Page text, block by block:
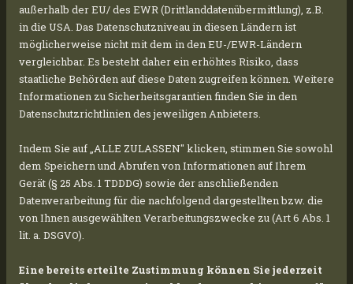
stretto del The Dillinger Group, è responsabile
della costruzione dell'impianto solare a terra a
Schloen.
Il primo passo prevede la recinzione dell'area di
oltre 5 chilometri di recinzione a maglia e 8
cancelli d'accesso con una profondità di
infissione minima tra 1,0 e 1,5 metri. La
recinzione alta 2 metri serve principalmente a
garantire la sicurezza dei materiali da
costruzione e della futura installazione. Inoltre,
außerhalb der EU/ des EWR (Drittlanddatenübermittlung), z.B.
in die USA. Das Datenschutzniveau in diesen Ländern ist
möglicherweise nicht mit dem in den EU-/EWR-Ländern
vergleichbar. Es besteht daher ein erhöhtes Risiko, dass
staatliche Behörden auf diese Daten zugreifen können. Weitere
Informationen zu Sicherheitsgarantien finden Sie in den
Datenschutzrichtlinien des jeweiligen Anbieters.
Indem Sie auf „ALLE ZULASSEN" klicken, stimmen Sie sowohl
dem Speichern und Abrufen von Informationen auf Ihrem
Gerät (§ 25 Abs. 1 TDDDG) sowie der anschließenden
Datenverarbeitung für die nachfolgend dargestellten bzw. die
von Ihnen ausgewählten Verarbeitungszwecke zu (Art 6 Abs. 1
lit. a. DSGVO).
Eine bereits erteilte Zustimmung können Sie jederzeit